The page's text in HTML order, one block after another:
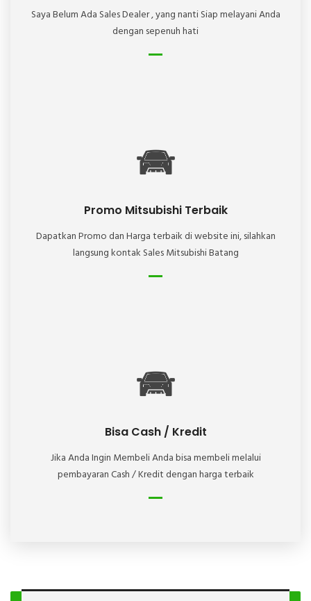
Saya Belum Ada Sales Dealer , yang nanti Siap melayani Anda
dengan sepenuh hati
Promo Mitsubishi Terbaik
Dapatkan Promo dan Harga terbaik di website ini, silahkan
langsung kontak Sales Mitsubishi Batang
Bisa Cash / Kredit
Jika Anda Ingin Membeli Anda bisa membeli melalui
pembayaran Cash / Kredit dengan harga terbaik